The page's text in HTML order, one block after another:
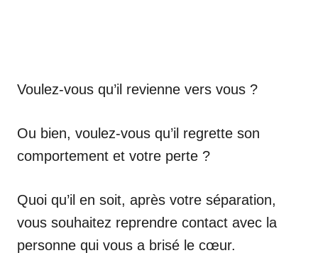
Voulez-vous qu’il revienne vers vous ?
Ou bien, voulez-vous qu’il regrette son
comportement et votre perte ?
Quoi qu’il en soit, après votre séparation,
vous souhaitez reprendre contact avec la
personne qui vous a brisé le cœur.